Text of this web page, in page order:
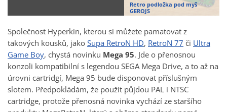
Retro podložka pod myš
GEROJS
Společnost Hyperkin, kterou si můžete pamatovat z
takových kousků, jakoSupa RetroN HD, RetroN 77 či Ultra
Game Boy, chystá novinku Mega 95. Jde o přenosnou
konzoli kompatibilní s legendou SEGA Mega Drive, a to až na
úrovni cartridgí, Mega 95 bude disponovat příslušným
slotem. Předpokládám, že použít půjdou PAL i NTSC
cartridge, protože přenosná novinka vychází ze staršího